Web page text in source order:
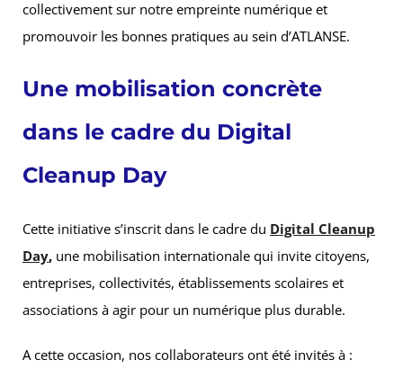
collectivement sur notre empreinte numérique et
promouvoir les bonnes pratiques au sein d’ATLANSE.
Une mobilisation concrète
dans le cadre du Digital
Cleanup Day
Cette initiative s’inscrit dans le cadre du Digital Cleanup
Day, une mobilisation internationale qui invite citoyens,
entreprises, collectivités, établissements scolaires et
associations à agir pour un numérique plus durable.
A cette occasion, nos collaborateurs ont été invités à :